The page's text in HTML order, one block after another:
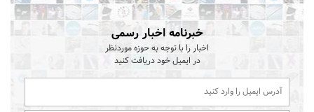
خبرنامه اخبار رسمی
اخبار را با توجه به حوزه موردنظر
در ایمیل خود دریافت کنید